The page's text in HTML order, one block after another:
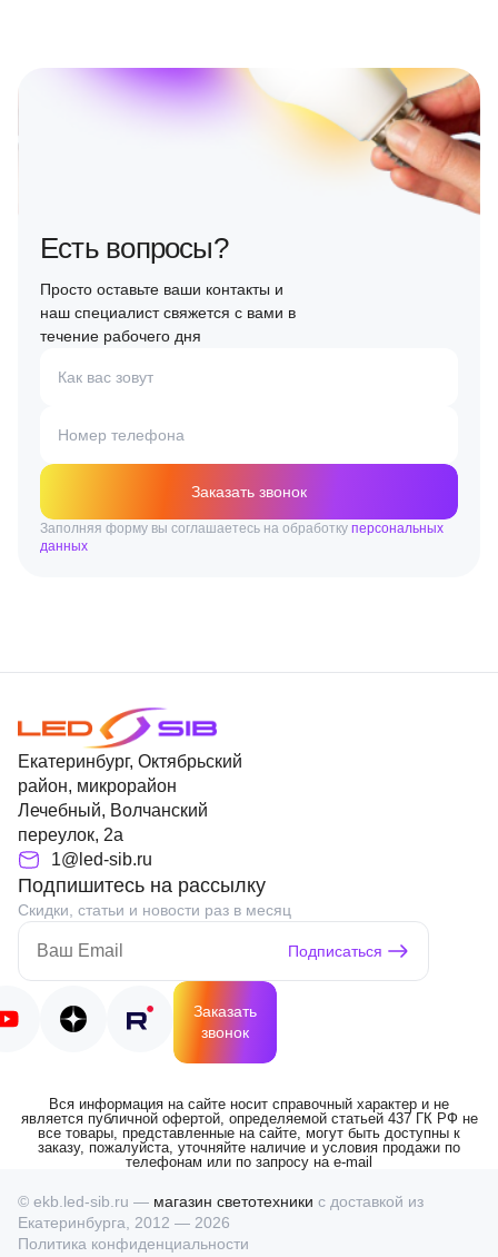
Есть вопросы?
Просто оставьте ваши контакты и
наш специалист свяжется с вами в
течение рабочего дня
Как вас зовут
Номер телефона
Заказать звонок
Заполняя форму вы соглашаетесь на обработку персональных
данных
Екатеринбург, Октябрьский
район, микрорайон
Лечебный, Волчанский
переулок, 2а
1@led-sib.ru
Подпишитесь на рассылку
Скидки, статьи и новости раз в месяц
Подписаться
Заказать
звонок
Вся информация на сайте носит справочный характер и не
является публичной офертой, определяемой статьей 437 ГК РФ не
все товары, представленные на сайте, могут быть доступны к
заказу, пожалуйста, уточняйте наличие и условия продажи по
телефонам или по запросу на e-mail
© ekb.led-sib.ru — магазин светотехники с доставкой из
Екатеринбурга, 2012 — 2026
Политика конфиденциальности